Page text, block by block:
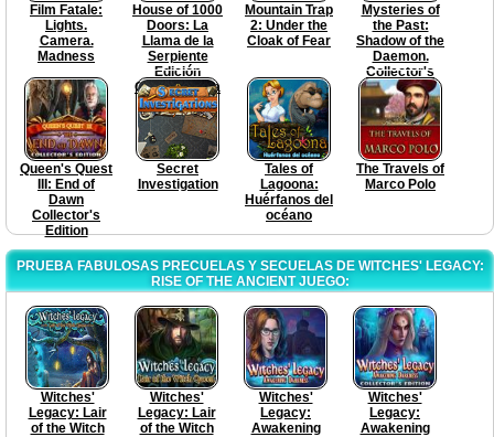
Film Fatale:
Lights.
Camera.
Madness
House of 1000
Doors: La
Llama de la
Serpiente
Edición
Coleccionista
Mountain Trap
2: Under the
Cloak of Fear
Mysteries of
the Past:
Shadow of the
Daemon.
Collector's
Edition
Queen's Quest
III: End of
Dawn
Collector's
Edition
Secret
Investigation
Tales of
Lagoona:
Huérfanos del
océano
The Travels of
Marco Polo
PRUEBA FABULOSAS PRECUELAS Y SECUELAS DE WITCHES' LEGACY:
RISE OF THE ANCIENT JUEGO:
Witches'
Legacy: Lair
of the Witch
Witches'
Legacy: Lair
of the Witch
Witches'
Legacy:
Awakening
Witches'
Legacy:
Awakening